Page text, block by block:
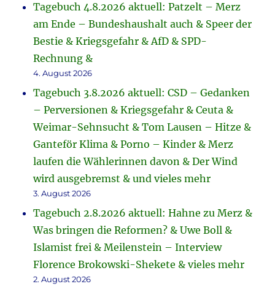
Tagebuch 4.8.2026 aktuell: Patzelt – Merz
am Ende – Bundeshaushalt auch & Speer der
Bestie & Kriegsgefahr & AfD & SPD-
Rechnung &
4. August 2026
Tagebuch 3.8.2026 aktuell: CSD – Gedanken
– Perversionen & Kriegsgefahr & Ceuta &
Weimar-Sehnsucht & Tom Lausen – Hitze &
Ganteför Klima & Porno – Kinder & Merz
laufen die Wählerinnen davon & Der Wind
wird ausgebremst & und vieles mehr
3. August 2026
Tagebuch 2.8.2026 aktuell: Hahne zu Merz &
Was bringen die Reformen? & Uwe Boll &
Islamist frei & Meilenstein – Interview
Florence Brokowski-Shekete & vieles mehr
2. August 2026